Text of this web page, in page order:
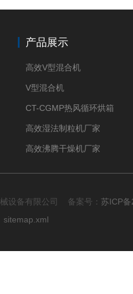
产品展示
高效V型混合机
V型混合机
CT-CGMP热风循环烘箱
高效湿法制粒机厂家
高效沸腾干燥机厂家
设备有限公司 备案号： 苏ICP
sitemap.xml